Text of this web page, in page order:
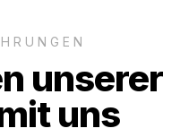
unserer
uns